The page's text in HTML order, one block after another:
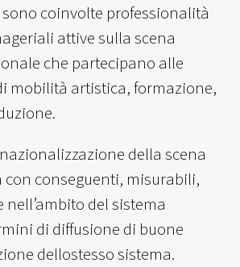
coinvolte professionalità
attive sulla scena
che partecipano alle
mobilità artistica, formazione,
della scena
conseguenti, misurabili,
del sistema
di diffusione di buone
dellostesso sistema.